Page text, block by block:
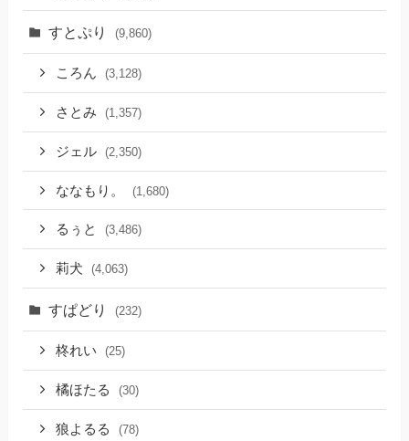
すとぷり (9,860)
ころん (3,128)
さとみ (1,357)
ジェル (2,350)
ななもり。 (1,680)
るぅと (3,486)
莉犬 (4,063)
すぱどり (232)
柊れい (25)
橘ほたる (30)
狼よるる (78)